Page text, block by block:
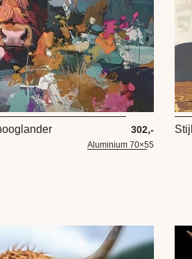
302,-
Aluminium 70×55